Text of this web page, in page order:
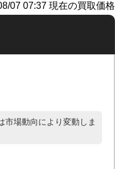
07 07:37 現在の買取価格
市場動向により変動しま